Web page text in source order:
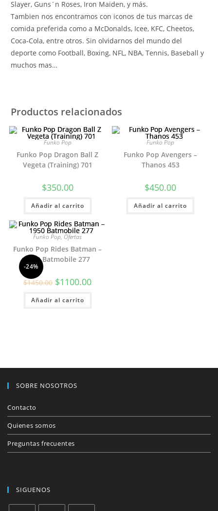
Slayer, Guns´n Roses, Iron Maiden, y más.
Tambien nos encontramos con iconos de tus marcas de
comida preferida como a McDonalds, Icee, KFC, Cheetos,
Coca-Cola, entre otros. Sin olvidarnos del mundo del
deporte como Football, Boxing, NFL, NBA, Tennis, Baseball y
muchos mas…
Productos relacionados
Funko Pop
Funko Pop Dragon Ball Z
Vegeta (Training) 701
$350.00
Añadir al carrito
Funko Pop
Funko Pop Avengers –
Thanos 453
$450.00
Añadir al carrito
-24%
Funko Pop, Ofertas
Funko Pop Rides Batman –
1950 Batmobile 277
$1450.00 El
precio
original
era:
$1450.00.
$1100.00El
actual
$1100.00.
Añadir al carrito
SOBRE NOSOTROS
Contacto
Quienes somos
Preguntas frecuentes
SIGUENOS